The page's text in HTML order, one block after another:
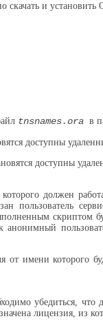
скачать и
tnsnames.ora в
доступны
доступны
которого должен
пользователь
скриптом
от имени которого
убедиться,
лицензия, из